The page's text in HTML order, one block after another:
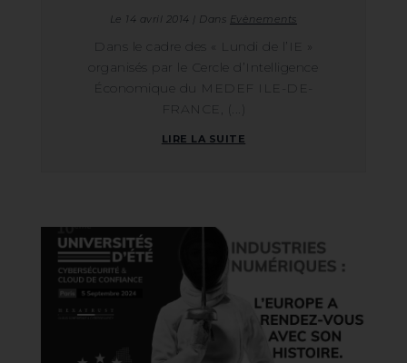
Le 14 avril 2014 | Dans Evènements
Dans le cadre des « Lundi de l’IE »
organisés par le Cercle d’Intelligence
Économique du MEDEF ILE-DE-
FRANCE, (...)
LIRE LA SUITE